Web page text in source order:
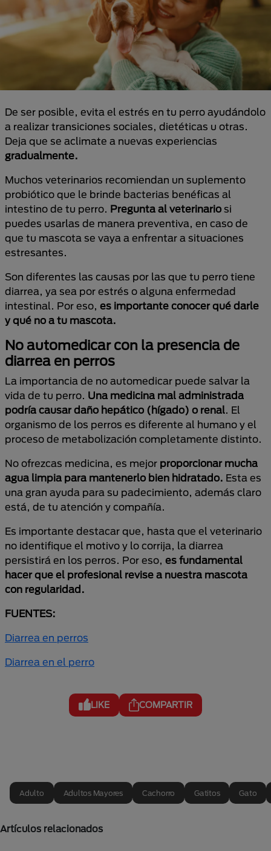
De ser posible, evita el estrés en tu perro ayudándolo
a realizar transiciones sociales, dietéticas u otras.
Deja que se aclimate a nuevas experiencias
gradualmente.
Muchos veterinarios recomiendan un suplemento
probiótico que le brinde bacterias benéficas al
intestino de tu perro. Pregunta al veterinario si
puedes usarlas de manera preventiva, en caso de
que tu mascota se vaya a enfrentar a situaciones
estresantes.
Son diferentes las causas por las que tu perro tiene
diarrea, ya sea por estrés o alguna enfermedad
intestinal. Por eso, es importante conocer qué darle
y qué no a tu mascota.
No automedicar con la presencia de
diarrea en perros
La importancia de no automedicar puede salvar la
vida de tu perro. Una medicina mal administrada
podría causar daño hepático (hígado) o renal. El
organismo de los perros es diferente al humano y el
proceso de metabolización completamente distinto.
No ofrezcas medicina, es mejor proporcionar mucha
agua limpia para mantenerlo bien hidratado. Esta es
una gran ayuda para su padecimiento, además claro
está, de tu atención y compañía.
Es importante destacar que, hasta que el veterinario
no identifique el motivo y lo corrija, la diarrea
persistirá en los perros. Por eso, es fundamental
hacer que el profesional revise a nuestra mascota
con regularidad.
FUENTES:
Diarrea en perros
Diarrea en el perro
LIKE COMPARTIR
Adulto Adultos Mayores Cachorro Gatitos Gato
Artículos relacionados